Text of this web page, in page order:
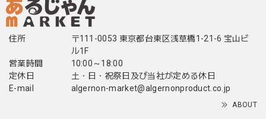
住所
〒111-0053 東京都台東区浅草橋1-21-6 宝山ビ
ル1F
営業時間
10:00～18:00
定休日
土・日・祝祭日及び当社が定める休日
E-mail
algernon-market@algernonproduct.co.jp
ABOUT